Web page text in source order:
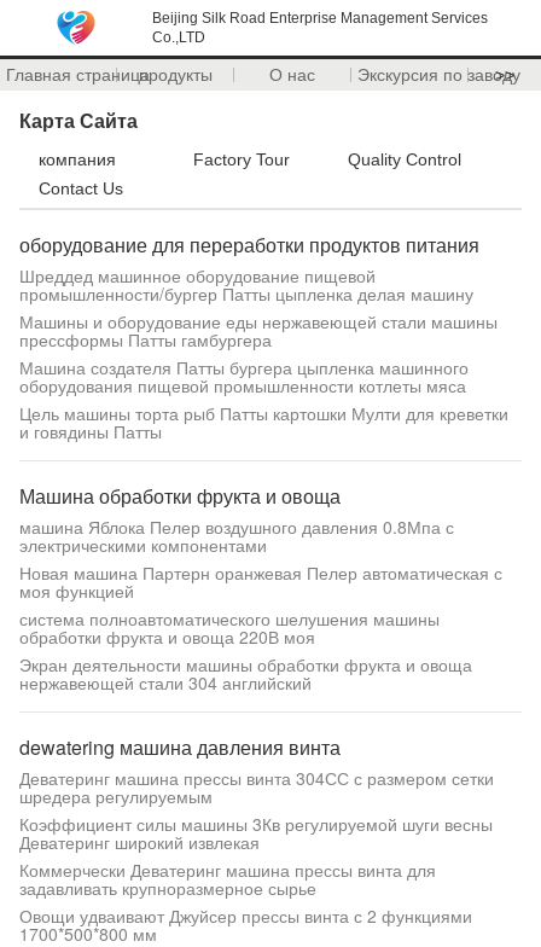
Beijing Silk Road Enterprise Management Services
Co.,LTD
Главная страницапродукты О нас Экскурсия по заводу
>>
Карта Сайта
компания Factory Tour
Quality Control
Contact Us
оборудование для переработки продуктов питания
Шреддед машинное оборудование пищевой
промышленности/бургер Патты цыпленка делая машину
Машины и оборудование еды нержавеющей стали машины
прессформы Патты гамбургера
Машина создателя Патты бургера цыпленка машинного
оборудования пищевой промышленности котлеты мяса
Цель машины торта рыб Патты картошки Мулти для креветки
и говядины Патты
Машина обработки фрукта и овоща
машина Яблока Пелер воздушного давления 0.8Мпа с
электрическими компонентами
Новая машина Партерн оранжевая Пелер автоматическая с
моя функцией
система полноавтоматического шелушения машины
обработки фрукта и овоща 220В моя
Экран деятельности машины обработки фрукта и овоща
нержавеющей стали 304 английский
dewatering машина давления винта
Деватеринг машина прессы винта 304СС с размером сетки
шредера регулируемым
Коэффициент силы машины 3Кв регулируемой шуги весны
Деватеринг широкий извлекая
Коммерчески Деватеринг машина прессы винта для
задавливать крупноразмерное сырье
Овощи удваивают Джуйсер прессы винта с 2 функциями
1700*500*800 мм